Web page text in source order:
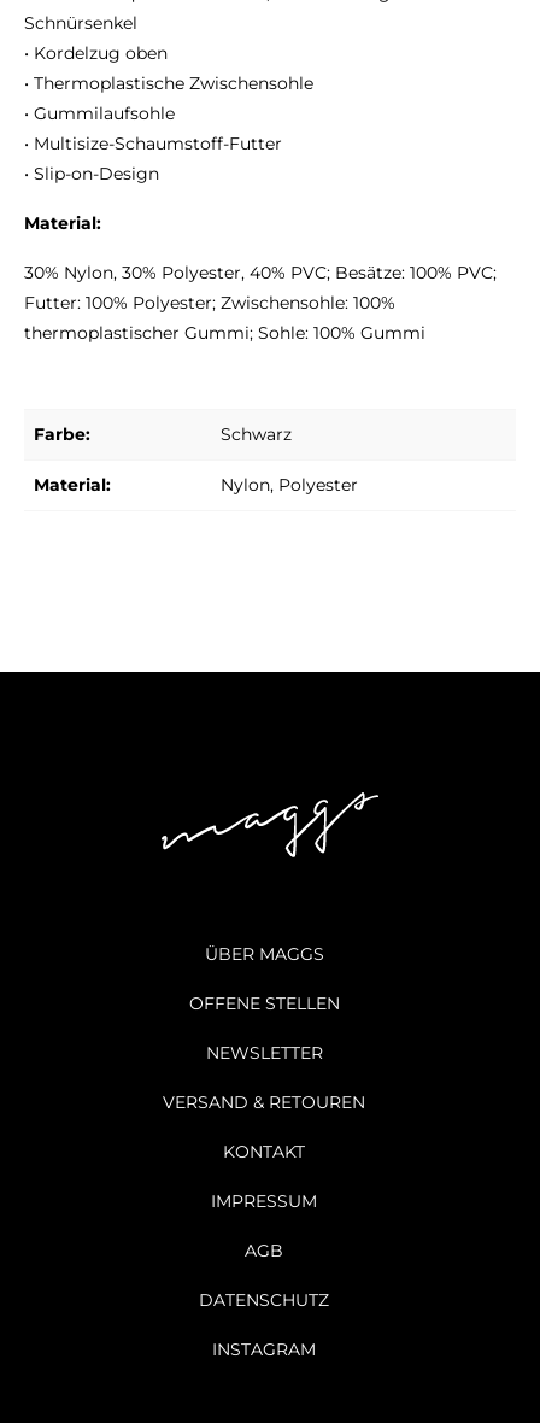
Schnürsenkel
• Kordelzug oben
• Thermoplastische Zwischensohle
• Gummilaufsohle
• Multisize-Schaumstoff-Futter
• Slip-on-Design
Material:
30% Nylon, 30% Polyester, 40% PVC; Besätze: 100% PVC;
Futter: 100% Polyester; Zwischensohle: 100%
thermoplastischer Gummi; Sohle: 100% Gummi
Farbe: Schwarz
Material: Nylon, Polyester
ÜBER MAGGS
OFFENE STELLEN
NEWSLETTER
VERSAND & RETOUREN
KONTAKT
IMPRESSUM
AGB
DATENSCHUTZ
INSTAGRAM